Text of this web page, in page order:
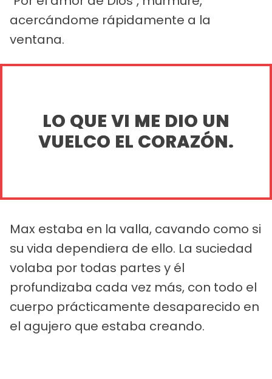
acercándome rápidamente a la
ventana.
LO QUE VI ME DIO UN
VUELCO EL CORAZÓN.
Max estaba en la valla, cavando como si
su vida dependiera de ello. La suciedad
volaba por todas partes y él
profundizaba cada vez más, con todo el
cuerpo prácticamente desaparecido en
el agujero que estaba creando.